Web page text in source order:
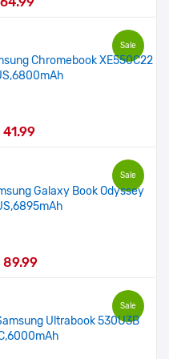
Sale
Chromebook XE550C22
Sale
Galaxy Book Odyssey
Sale
Ultrabook 530U3B